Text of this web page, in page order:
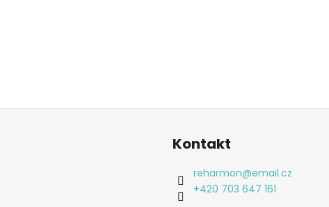
Kontakt
reharmon@email.cz
+420 703 647 161